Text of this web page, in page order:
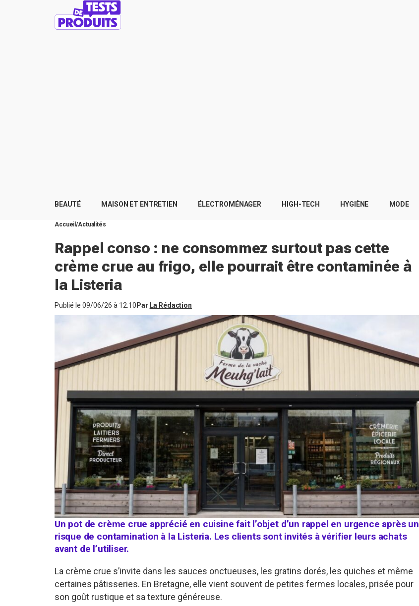
BEAUTÉ MAISON ET ENTRETIEN ÉLECTROMÉNAGER HIGH-TECH HYGIÈNE MODE
Accueil Actualités
Rappel conso : ne consommez surtout pas cette
crème crue au frigo, elle pourrait être contaminée à
la Listeria
Publié le 09/06/26 à 12:10 Par La Rédaction
Un pot de crème crue apprécié en cuisine fait l’objet d’un rappel en urgence après un
risque de contamination à la Listeria. Les clients sont invités à vérifier leurs achats
avant de l’utiliser.
La crème crue s’invite dans les sauces onctueuses, les gratins dorés, les quiches et même
certaines pâtisseries. En Bretagne, elle vient souvent de petites fermes locales, prisée pour
son goût rustique et sa texture généreuse.